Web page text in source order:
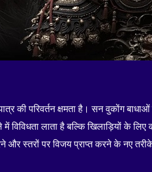
की परिवर्तन क्षमता है। सन वुकोंग
लाता है बल्कि खिलाड़ियों के
और स्तरों पर विजय प्राप्त करने के नए